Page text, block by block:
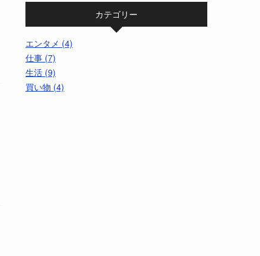
カテゴリー
エンタメ (4)
仕事 (7)
生活 (9)
買い物 (4)